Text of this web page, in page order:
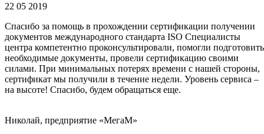
22 05 2019
Спасибо за помощь в прохождении сертификации получении
документов международного стандарта ISO Специалисты
центра компетентно проконсультировали, помогли подготовить
необходимые документы, провели сертификацию своими
силами. При минимальных потерях времени с нашей стороны,
сертификат мы получили в течение недели. Уровень сервиса –
на высоте! Спасибо, будем обращаться еще.
Николай, предприятие «МегаМ»